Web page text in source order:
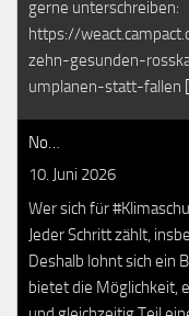
gerne unterschreiben:
https://
zehn-gesunden-
umplanen-statt-fallen
No…
10. Juni 2026
Wer sich für
Jeder Schritt zählt,
Deshalb lohnt sich ein
bietet die Möglichkeit,